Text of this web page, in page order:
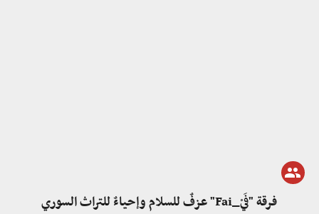
فرقة "فَيْ_Fai" عزفٌ للسلام وإحياءٌ للتراث السوري